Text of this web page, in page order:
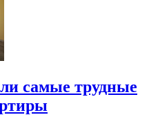
самые трудные